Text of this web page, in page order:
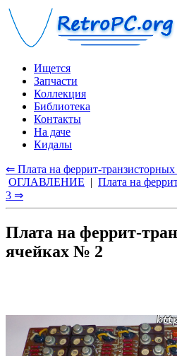
Ищется
Запчасти
Коллекция
Библиотека
Контакты
На даче
Кидалы
⇐ Плата на феррит-
ОГЛАВЛЕНИЕ | Плата на
3 ⇒
Плата на феррит-
ячейках № 2